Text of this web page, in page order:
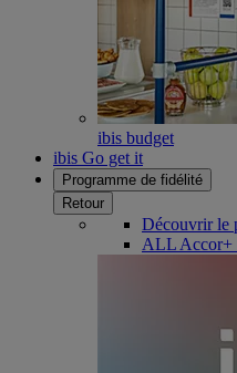
ibis budget
ibis Go get it
Programme de fidélité
Retour
Découvrir le
ALL Accor+